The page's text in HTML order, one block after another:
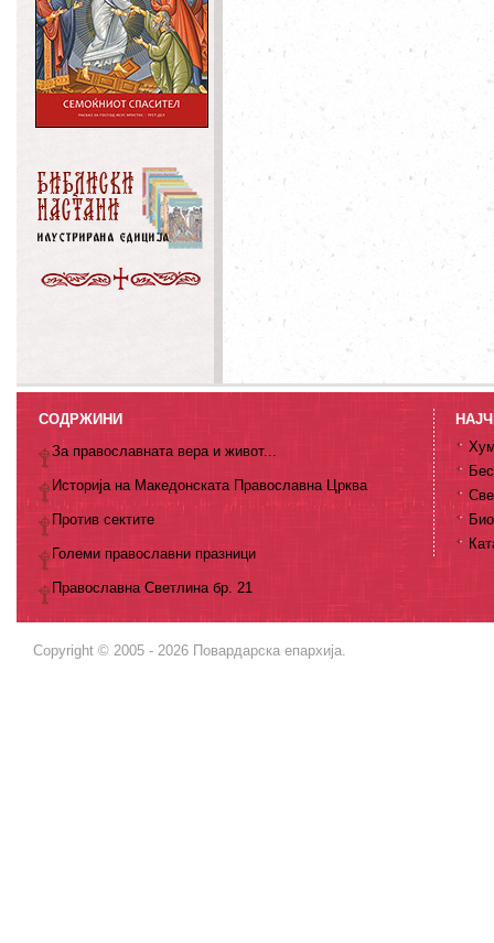
СОДРЖИНИ
За православната вера и живот...
Историја на Македонската Православна Црква
Против сектите
Големи православни празници
Православна Светлина бр. 21
Copyright © 2005 - 2026 Повардарска епархија.